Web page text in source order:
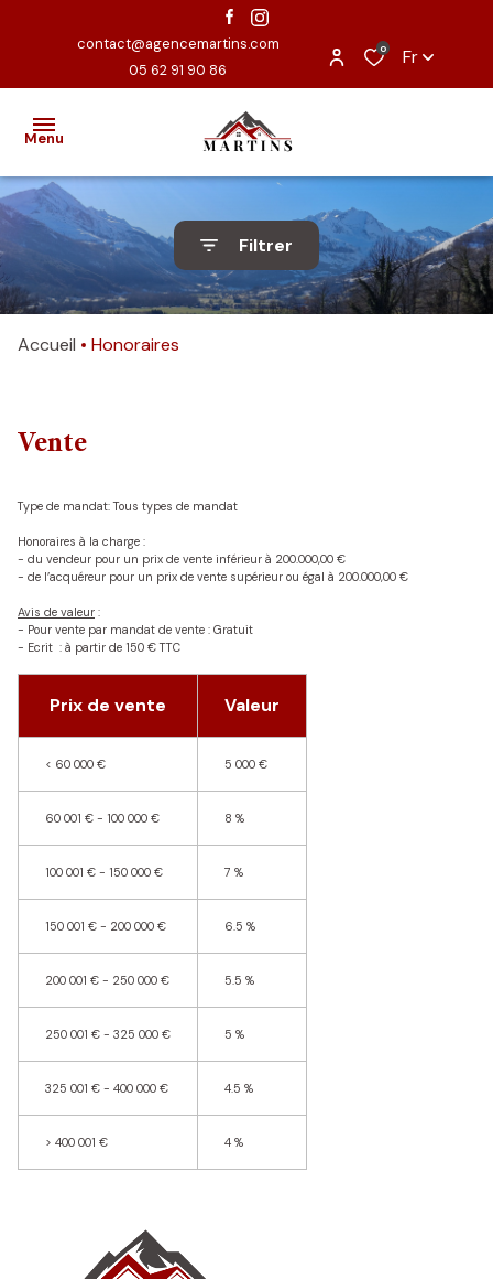
contact@agencemartins.com
05 62 91 90 86
0 Fr
Menu
ACCUEIL
EXCLUSIVITÉS
VENTES
CONTACTER
NOS
BIENS
VENDUS
ALERTE
E-MAIL
Filtrer
Accueil Honoraires
Vente
Type de mandat:Tous types de mandat
Honoraires à la charge :
- du vendeur pour un prix de vente inférieur à 200.000,00 €
- de l’acquéreur pour un prix de vente supérieur ou égal à 200.000,00 €
Avis de valeur :
- Pour vente par mandat de vente : Gratuit
- Ecrit : à partir de 150 € TTC
Prix de vente Valeur
< 60 000 € 5 000 €
60 001 € - 100 000 € 8 %
100 001 € - 150 000 € 7 %
150 001 € - 200 000 € 6.5 %
200 001 € - 250 000 € 5.5 %
250 001 € - 325 000 € 5 %
325 001 € - 400 000 € 4.5 %
> 400 001 € 4 %